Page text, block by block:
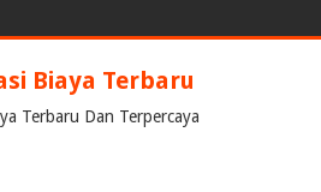
Biaya Terbaru
Terbaru Dan Terpercaya